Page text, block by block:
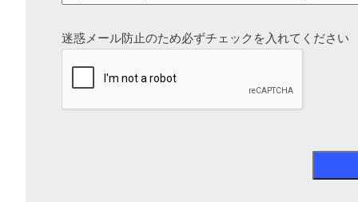
迷惑メール防止のため必ずチェックを入れてください